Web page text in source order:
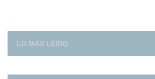
LO MÁS LEÍDO